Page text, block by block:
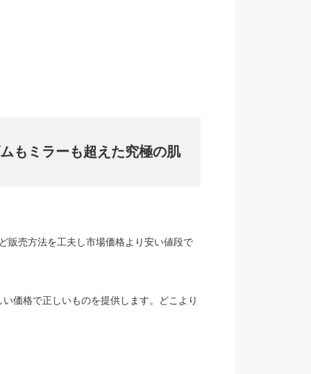
もミラーも超えた究極の肌
販売方法を工夫し市場価格より安い値段で
価格で正しいものを提供します。どこより